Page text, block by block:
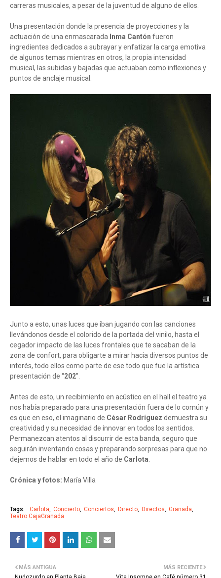
carreras musicales, a pesar de la juventud de alguno de ellos.
Una presentación donde la presencia de proyecciones y la
actuación de una enmascarada Inma Cantón fueron
ingredientes dedicados a subrayar y enfatizar la carga emotiva
de algunos temas mientras en otros, la propia intensidad
musical, las subidas y bajadas que actuaban como inflexiones y
puntos de anclaje musical.
Junto a esto, unas luces que iban jugando con las canciones
llevándonos desde el colorido de la portada del vinilo, hasta el
cegador impacto de las luces frontales que te sacaban de la
zona de confort, para obligarte a mirar hacia diversos puntos de
interés, todo ellos como parte de ese todo que fue la artística
presentación de “202”.
Antes de esto, un recibimiento en acústico en el hall el teatro ya
nos había preparado para una presentación fuera de lo común y
es que en eso, el imaginario de César Rodríguez demuestra su
creatividad y su necesidad de innovar en todos los sentidos.
Permanezcan atentos al discurrir de esta banda, seguro que
seguirán inventando cosas y preparando sorpresas para que no
dejemos de hablar en todo el año de Carlota.
Crónica y fotos: María Villa
Tags: Carlota Concierto Conciertos Directo Directos
Granada
Teatro CajaGranada
MÁS RECIENTE
MÁS ANTIGUA